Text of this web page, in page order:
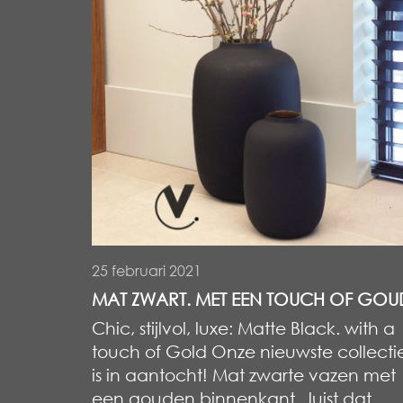
25 februari 2021
MAT ZWART. MET EEN TOUCH OF
Chic, stijlvol, luxe: Matte Black. with a
touch of Gold Onze nieuwste
is in aantocht! Mat zwarte vazen met
een gouden binnenkant. Juist dat